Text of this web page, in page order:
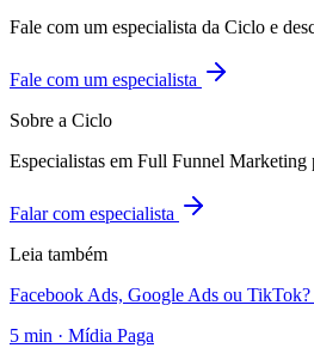
Fale com um especialista da Ciclo e
Fale com um especialista
Sobre a Ciclo
Especialistas em Full Funnel Marketing
Falar com especialista
Leia também
Facebook Ads, Google Ads ou
5 min · Mídia Paga